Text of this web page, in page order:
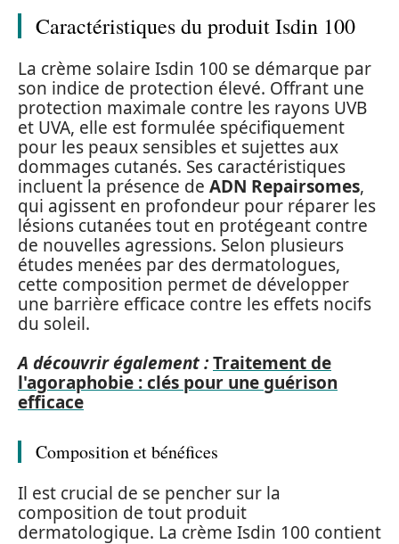
Caractéristiques du produit Isdin 100
La crème solaire Isdin 100 se démarque par
son indice de protection élevé. Offrant une
protection maximale contre les rayons UVB
et UVA, elle est formulée spécifiquement
pour les peaux sensibles et sujettes aux
dommages cutanés. Ses caractéristiques
incluent la présence de ADN Repairsomes,
qui agissent en profondeur pour réparer les
lésions cutanées tout en protégeant contre
de nouvelles agressions. Selon plusieurs
études menées par des dermatologues,
cette composition permet de développer
une barrière efficace contre les effets nocifs
du soleil.
A découvrir également :Traitement de
l'agoraphobie : clés pour une guérison
efficace
Composition et bénéfices
Il est crucial de se pencher sur la
composition de tout produit
dermatologique. La crème Isdin 100 contient